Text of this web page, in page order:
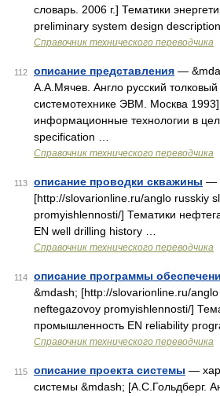
словарь. 2006 г.] Тематики
preliminary system design
Справочник технического переводчика
112 описание представления —
А.А.Мячев. Англо русский
системотехнике ЭВМ. Москва
информационные технологии в
specification …
Справочник технического переводчика
113 описание проводки скважины —
[http://slovarionline.ru/anglo russkiy
promyishlennosti/] Тематики
EN well drilling history …
Справочник технического переводчика
114 описание программы
&mdash; [http://slovarionline.ru/
neftegazovoy promyishlennosti/]
промышленность EN reliability
Справочник технического переводчика
115 описание проекта системы —
системы &mdash; [А.С.Гольдберг.